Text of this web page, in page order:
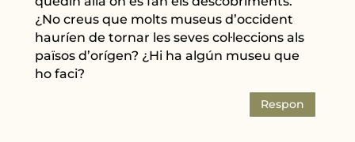
¿No creus que molts museus d’occident
hauríen de tornar les seves col·leccions als
països d’orígen? ¿Hi ha algún museu que
ho faci?
Respon